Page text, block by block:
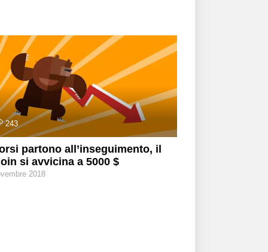
243
partono all’inseguimento, il
si avvicina a 5000 $
2018